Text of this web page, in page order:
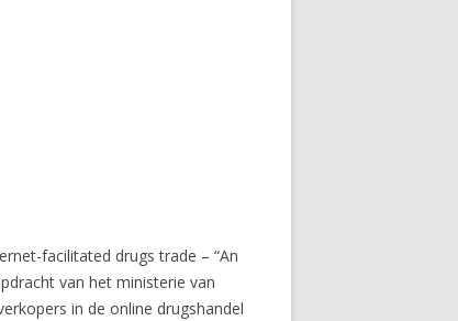
facilitated drugs trade – “An
van het ministerie van
in de online drugshandel